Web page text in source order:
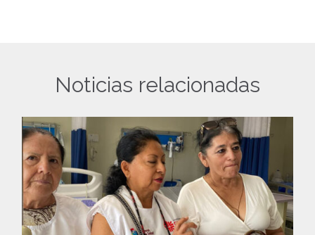
Noticias relacionadas